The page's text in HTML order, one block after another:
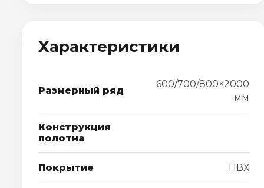
Характеристики
Размерный ряд
600/700/800×2000
мм
Конструкция
полотна
Покрытие ПВХ